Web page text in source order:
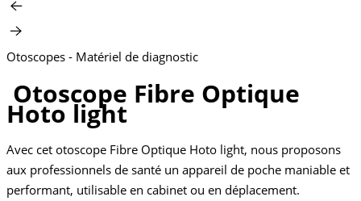
Otoscopes - Matériel de diagnostic
Otoscope Fibre Optique
Hoto light
Avec cet otoscope Fibre Optique Hoto light, nous proposons
aux professionnels de santé un appareil de poche maniable et
performant, utilisable en cabinet ou en déplacement.